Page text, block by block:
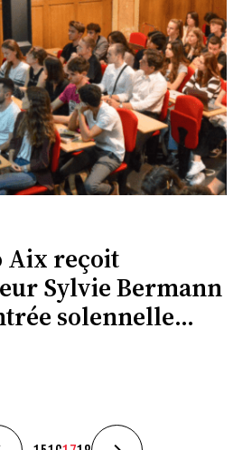
Aix reçoit
Sylvie Bermann
solennelle